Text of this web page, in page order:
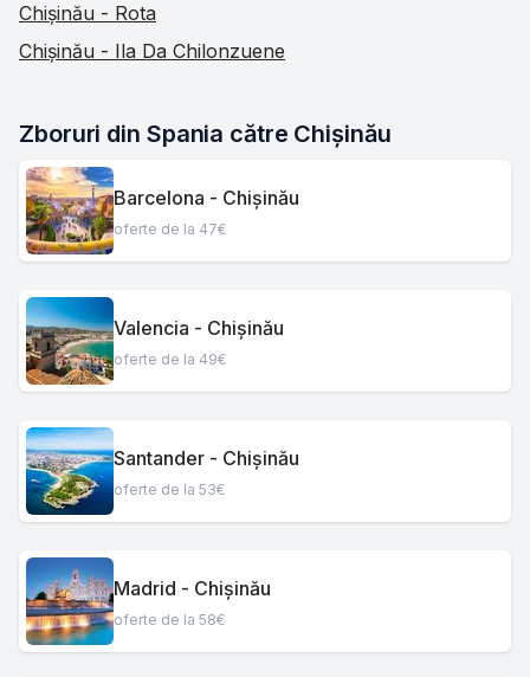
Chișinău - Rota
Chișinău - Ila Da Chilonzuene
Zboruri din Spania către Chișinău
Barcelona - Chișinău
oferte de la 47€
Valencia - Chișinău
oferte de la 49€
Santander - Chișinău
oferte de la 53€
Madrid - Chișinău
oferte de la 58€